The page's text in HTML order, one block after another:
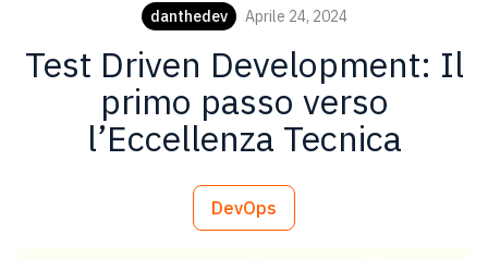
danthedev Aprile 24, 2024
Test Driven Development: Il
primo passo verso
l’Eccellenza Tecnica
DevOps